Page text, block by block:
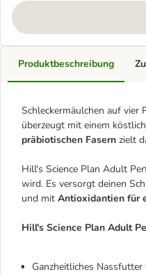
Produktbeschreibung
Schleckermäulchen auf
überzeugt mit einem
präbiotischen Fasern zielt
Hill's Science Plan Adult
wird. Es versorgt deinen
und mit Antioxidantien für
Hill's Science Plan Adult
Ganzheitliches